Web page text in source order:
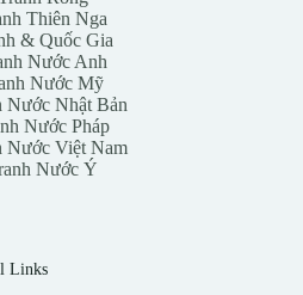
Thiên Nga
& Quốc Gia
Nước Anh
Nước Mỹ
Nước Nhật Bản
Nước Pháp
Nước Việt Nam
Nước Ý
Links